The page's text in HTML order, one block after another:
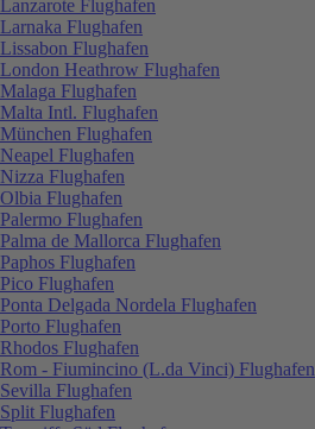
Lanzarote Flughafen
Larnaka Flughafen
Lissabon Flughafen
London Heathrow Flughafen
Malaga Flughafen
Malta Intl. Flughafen
München Flughafen
Neapel Flughafen
Nizza Flughafen
Olbia Flughafen
Palermo Flughafen
Palma de Mallorca Flughafen
Paphos Flughafen
Pico Flughafen
Ponta Delgada Nordela Flughafen
Porto Flughafen
Rhodos Flughafen
Rom - Fiumincino (L.da Vinci) Flughafen
Sevilla Flughafen
Split Flughafen